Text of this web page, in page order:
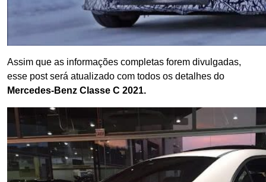
Assim que as informações completas forem divulgadas,
esse post será atualizado com todos os detalhes do
Mercedes-Benz Classe C 2021.